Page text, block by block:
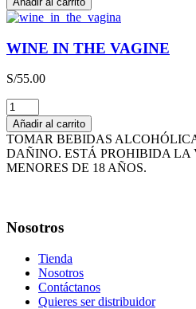
WINE
cantidad
WINE IN THE VAGINE
S/55.00
WINE
IN
THE
VAGINE
cantidad
Añadir al carrito
TOMAR BEBIDAS
DAÑINO. ESTÁ PROHIBIDA LA
MENORES DE 18 AÑOS.
Nosotros
Tienda
Nosotros
Contáctanos
Quieres ser distribuidor